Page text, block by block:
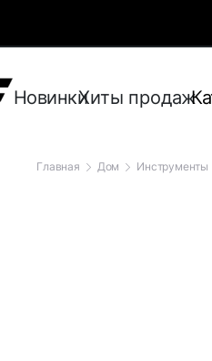
НовинкиХиты продаж
Главная Дом Инструменты